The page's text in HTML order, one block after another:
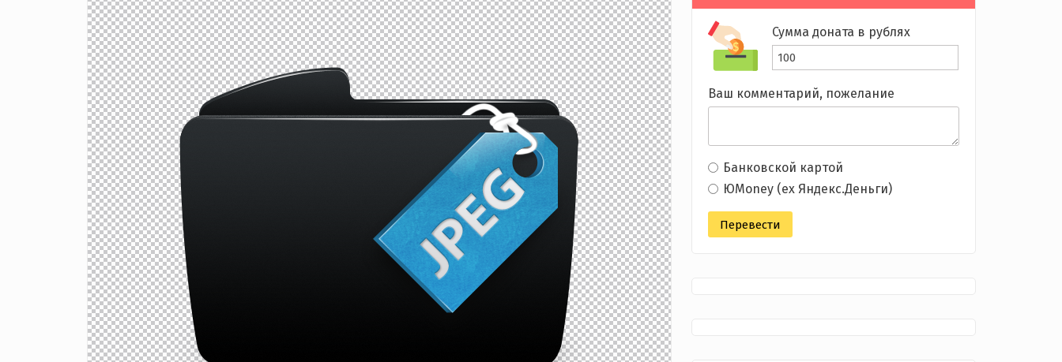
Сумма доната в рублях
Ваш комментарий, пожелание
Банковской картой
ЮMoney (ex Яндекс.Деньги)